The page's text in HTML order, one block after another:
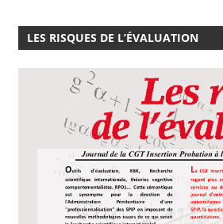
LES RISQUES DE L’ÉVALUATION